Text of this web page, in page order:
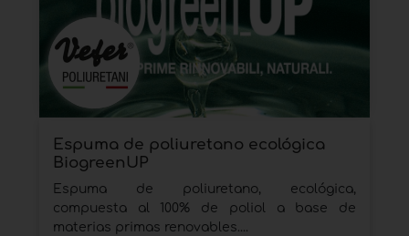
Espuma de poliuretano ecológica
BiogreenUP
Espuma de poliuretano, ecológica,
compuesta al 100% de poliol a base de
materias primas renovables....